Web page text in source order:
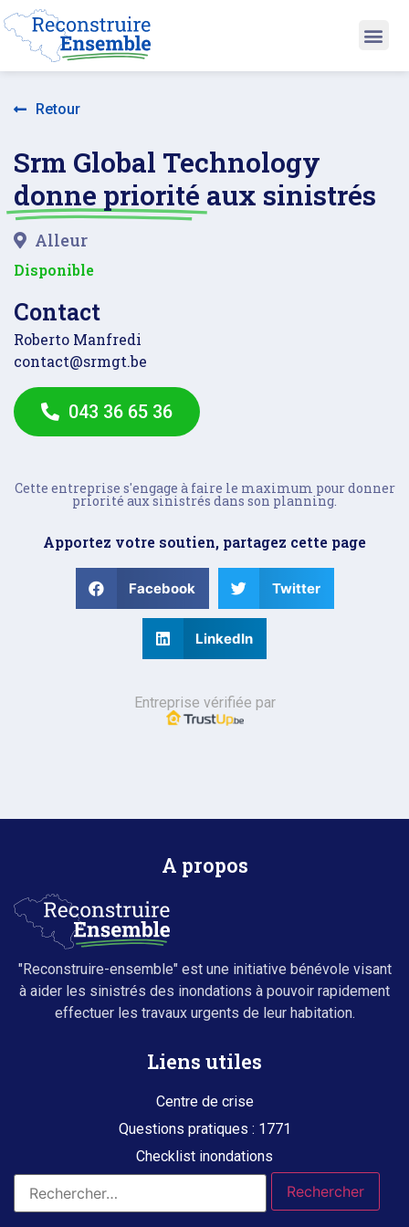
Retour
Srm Global Technology
donne priorité aux sinistrés
Alleur
Disponible
Contact
Roberto Manfredi
contact@srmgt.be
043 36 65 36
Cette entreprise s'engage à faire le maximum pour donner
priorité aux sinistrés dans son planning.
Apportez votre soutien, partagez cette page
Facebook Twitter
LinkedIn
Entreprise vérifiée par
A propos
"Reconstruire-ensemble" est une initiative bénévole visant
à aider les sinistrés des inondations à pouvoir rapidement
effectuer les travaux urgents de leur habitation.
Liens utiles
Centre de crise
Questions pratiques : 1771
Checklist inondations